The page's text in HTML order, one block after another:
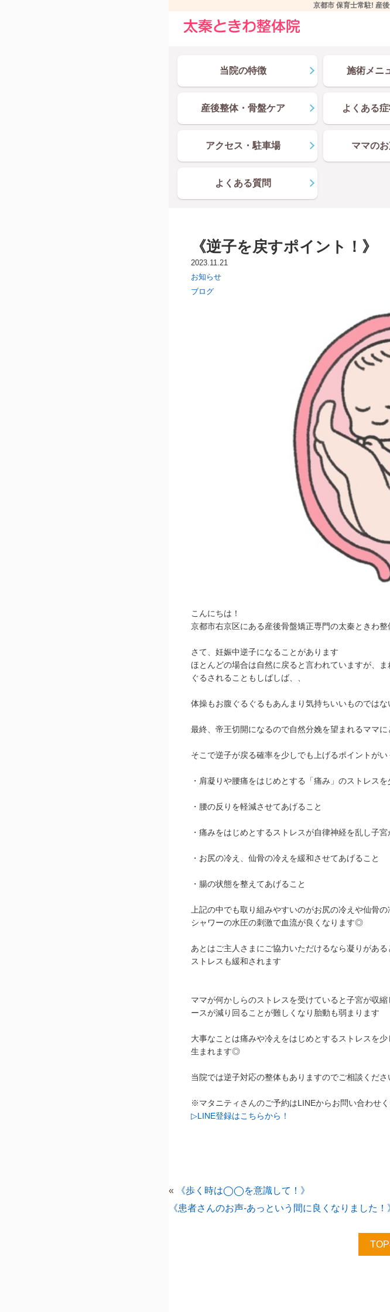
京都市 保育士常駐! 産
当院の特徴 施術メニ
産後整体・骨盤ケア よくある
アクセス・駐車場 ママの
よくある質問
《逆子を戻すポイント！》
2023.11.21
お知らせ
ブログ
こんにちは！
京都市右京区にある産後骨盤矯正専門の太秦ときわ整
さて、妊娠中逆子になることがあります
ほとんどの場合は自然に戻ると言われていますが、
ぐるされることもしばしば、、
体操もお腹ぐるぐるもあんまり気持ちいいものではな
最終、帝王切開になるので自然分娩を望まれるママ
そこで逆子が戻る確率を少しでも上げるポイントがい
・肩凝りや腰痛をはじめとする「痛み」のストレス
・腰の反りを軽減させてあげること
・痛みをはじめとするストレスが自律神経を乱し子
・お尻の冷え、仙骨の冷えを緩和させてあげること
・腸の状態を整えてあげること
上記の中でも取り組みやすいのがお尻の冷えや仙骨
シャワーの水圧の刺激で血流が良くなります◎
あとはご主人さまにご協力いただけるなら凝りがあ
ストレスも緩和されます
ママが何かしらのストレスを受けていると子宮が収
ースが減り回ることが難しくなり胎動も弱まります
大事なことは痛みや冷えをはじめとするストレスを
生まれます◎
当院では逆子対応の整体もありますのでご相談くだ
※マタニティさんのご予約はLINEからお問い合わせ
▷LINE登録はこちらから！
«
《歩く時は◯◯を意識して！》
《患者さんのお声-あっという間に良くなりました！